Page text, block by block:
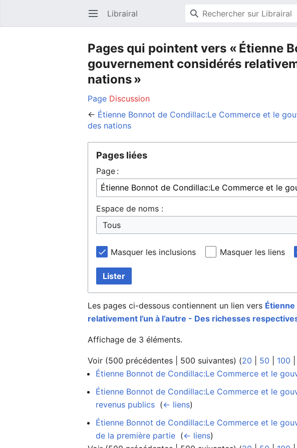
Ouvrir le menu principal Librairal
Pages qui pointent vers « Étienne
gouvernement considérés
nations »
Page Discussion
← Étienne Bonnot de Condillac:Le Commerce et le
des nations
Pages liées
Page :
Espace de noms :
Masquer les inclusions Masquer les liens
Lister
Les pages ci-dessous contiennent un lien vers
relativement l’un à l’autre - Des richesses
Affichage de 3 éléments.
Voir (500 précédentes 500 suivantes) (20 50 100
Étienne Bonnot de Condillac:Le Commerce et le
Étienne Bonnot de Condillac:Le Commerce et le
revenus publics (← liens)
Étienne Bonnot de Condillac:Le Commerce et le
de la première partie (← liens)